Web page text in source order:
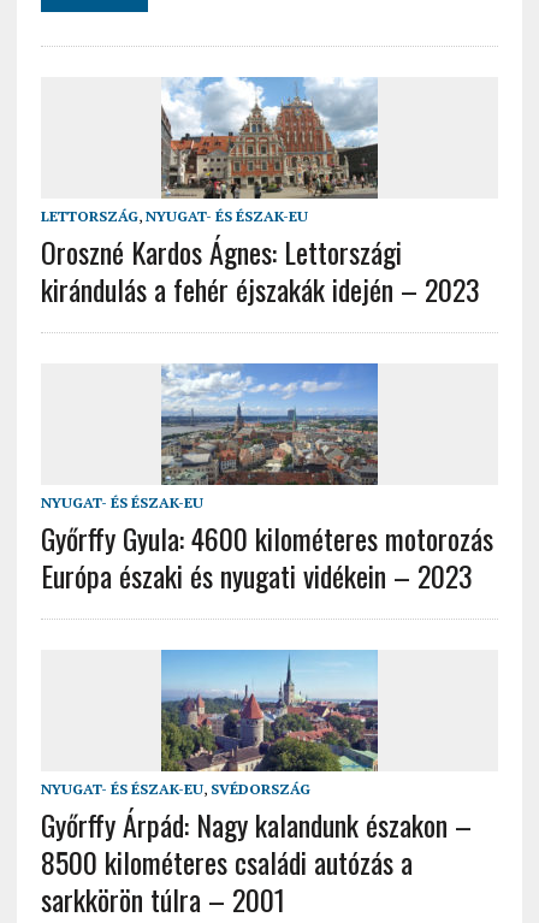
LETTORSZÁG, NYUGAT- ÉS ÉSZAK-EU
Oroszné Kardos Ágnes: Lettországi
kirándulás a fehér éjszakák idején – 2023
NYUGAT- ÉS ÉSZAK-EU
Győrffy Gyula: 4600 kilométeres motorozás
Európa északi és nyugati vidékein – 2023
NYUGAT- ÉS ÉSZAK-EU, SVÉDORSZÁG
Győrffy Árpád: Nagy kalandunk északon –
8500 kilométeres családi autózás a
sarkkörön túlra – 2001